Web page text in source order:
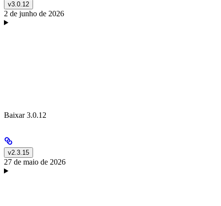
v3.0.12
2 de junho de 2026
Baixar 3.0.12
v2.3.15
27 de maio de 2026